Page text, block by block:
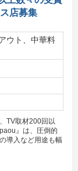
店募集
ウト、中華料
TV取材200回以
』は、圧倒的
導入など用途も幅